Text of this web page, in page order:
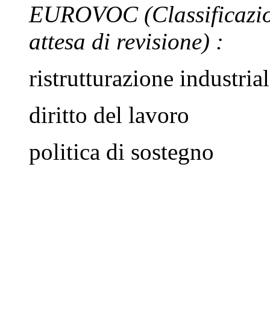
EUROVOC
attesa di revisione) :
ristrutturazione
diritto del lavoro
politica di sostegno